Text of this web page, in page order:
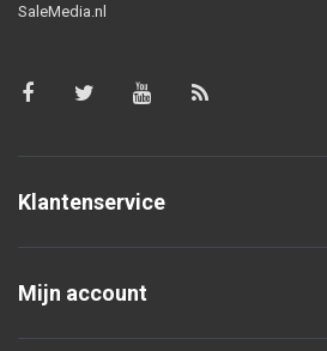
SaleMedia.nl
Klantenservice
Mijn account